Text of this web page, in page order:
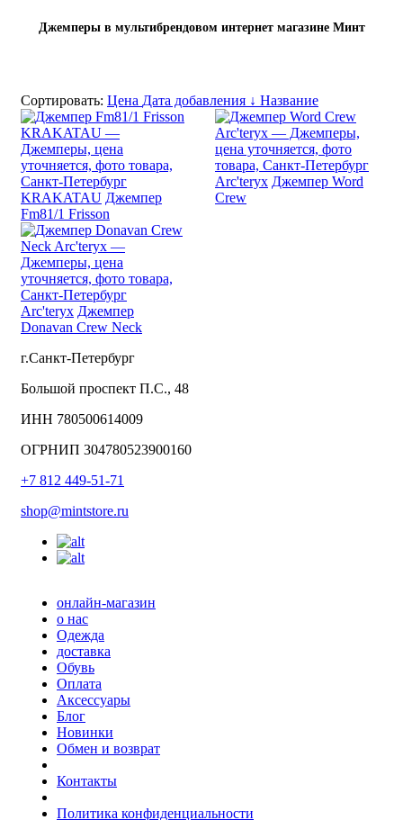
Джемперы в мультибрендовом интернет магазине Минт
Сортировать: Цена Дата добавления ↓ Название
KRAKATAU Джемпер
Fm81/1 Frisson
Arc'teryx Джемпер Word
Crew
Arc'teryx Джемпер
Donavan Crew Neck
г.Санкт-Петербург
Большой проспект П.С., 48
ИНН 780500614009
ОГРНИП 304780523900160
+7 812 449-51-71
shop@mintstore.ru
онлайн-магазин
о нас
Одежда
доставка
Обувь
Оплата
Аксессуары
Блог
Новинки
Обмен и возврат
Контакты
Политика конфиденциальности